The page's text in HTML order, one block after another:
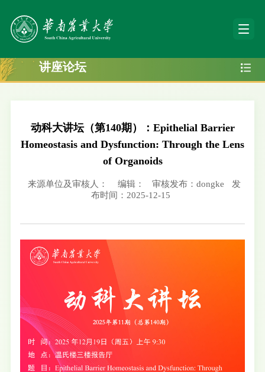
讲座论坛
动科大讲坛（第140期）：Epithelial Barrier
Homeostasis and Dysfunction: Through the Lens
of Organoids
来源单位及审核人： 编辑： 审核发布：dongke
发
布时间：2025-12-15